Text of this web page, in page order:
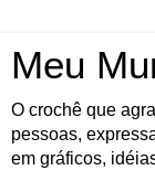
Meu
O crochê que
pessoas,
em gráficos,